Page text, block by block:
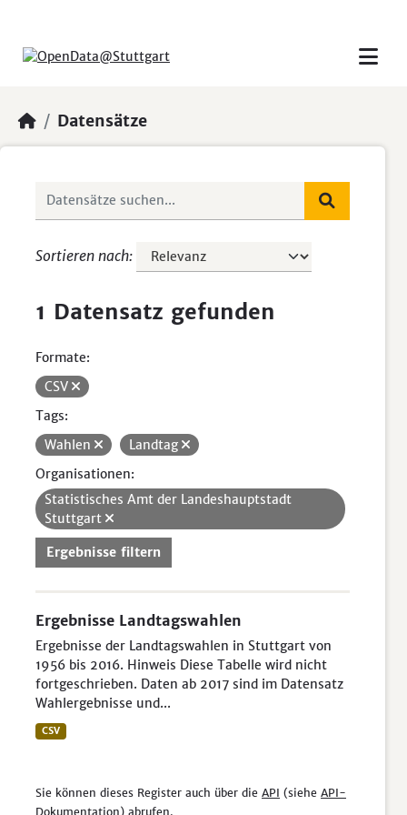
Datensätze
Sortieren nach
1 Datensatz gefunden
Formate:
CSV
Tags:
Wahlen
Landtag
Organisationen:
Statistisches Amt der Landeshauptstadt
Stuttgart
Ergebnisse filtern
Ergebnisse Landtagswahlen
Ergebnisse der Landtagswahlen in Stuttgart von
1956 bis 2016. Hinweis Diese Tabelle wird nicht
fortgeschrieben. Daten ab 2017 sind im Datensatz
Wahlergebnisse und...
CSV
Sie können dieses Register auch über die API (siehe API-
Dokumentation) abrufen.